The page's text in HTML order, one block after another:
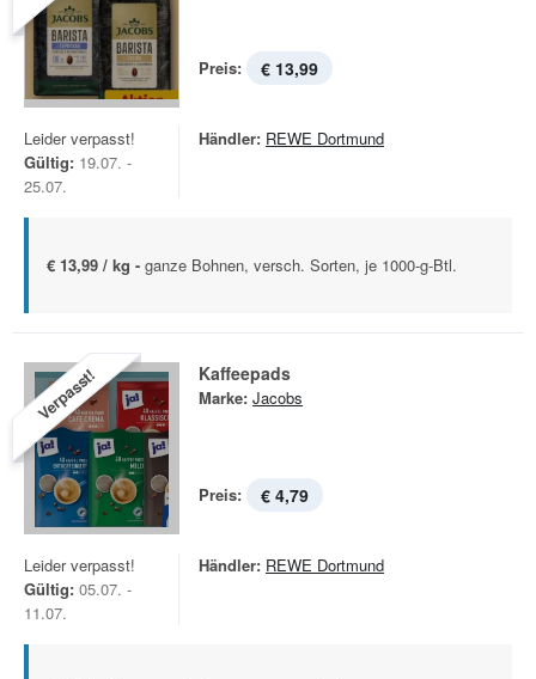
Preis: € 13,99
Leider verpasst!
Gültig: 19.07. -
25.07.
Händler: REWE Dortmund
€ 13,99 / kg - ganze Bohnen, versch. Sorten, je 1000-g-Btl.
Verpasst! Kaffeepads
Marke: Jacobs
Preis: € 4,79
Leider verpasst!
Gültig: 05.07. -
11.07.
Händler: REWE Dortmund